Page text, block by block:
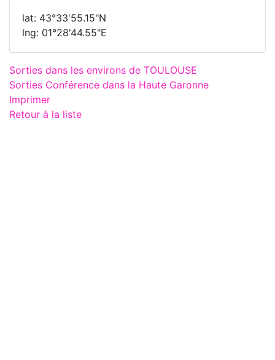
lat: 43°33'55.15"N
lng: 01°28'44.55"E
Sorties dans les environs de TOULOUSE
Sorties Conférence dans la Haute Garonne
Imprimer
Retour à la liste